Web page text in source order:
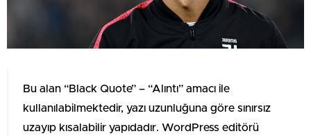
Bu alan “Black Quote” – “Alıntı” amacı ile
kullanılabilmektedir, yazı uzunluğuna göre sınırsız
uzayıp kısalabilir yapıdadır. WordPress editörü